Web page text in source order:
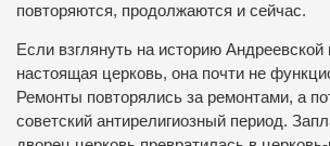
повторяются, продолжаются и сейчас.
Если взглянуть на историю Андреевской
настоящая церковь, она почти не
Ремонты повторялись за ремонтами, а
советский антирелигиозный период.